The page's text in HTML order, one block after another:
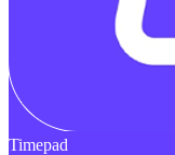
Timepad